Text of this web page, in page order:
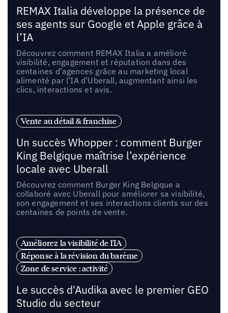
REMAX Italia développe la présence de
ses agents sur Google et Apple grâce à
l’IA
Découvrez comment REMAX Italia a amélioré
visibilité, engagement et réputation dans des
centaines d’agences grâce au marketing local
alimenté par l’IA d’Uberall, augmentant ainsi les
clics, interactions et avis.
Vente au détail & franchise
Un succès Whopper : comment Burger
King Belgique maîtrise l’expérience
locale avec Uberall
Découvrez comment Burger King Belgique a
collaboré avec Uberall pour améliorer sa visibilité,
son engagement et ses interactions clients sur des
centaines de points de vente.
Améliorez la visibilité de l'IA
Réponse à la révision du barème
Zone de service : activité
Le succès d'Audika avec le premier GEO
Studio du secteur